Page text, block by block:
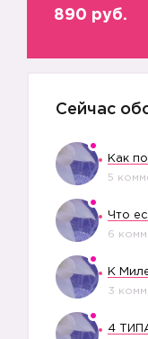
890 руб.
Сейчас
5
6
К
3
4